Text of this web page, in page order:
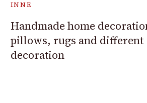
INNE
Handmade home
pillows, rugs and different
decoration